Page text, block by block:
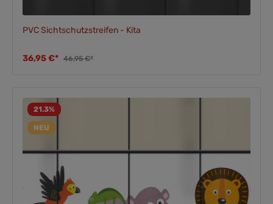
PVC Sichtschutzstreifen - Kita
36,95 €* 46,95 €*
21.3%
NEU